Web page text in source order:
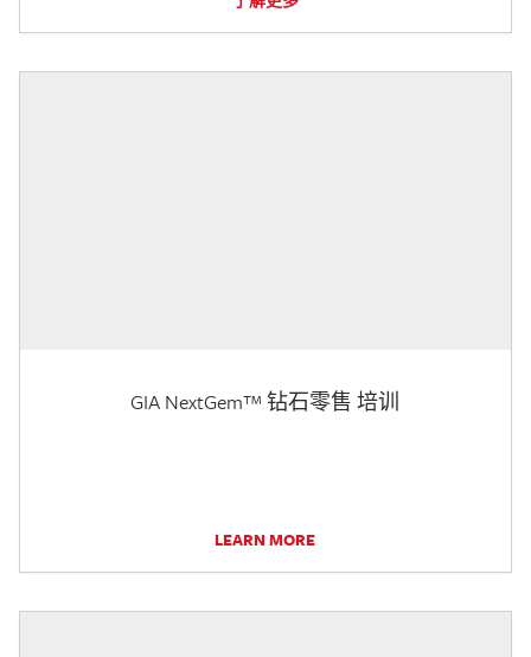
GIA NextGem™ 钻石零售 培训
LEARN MORE